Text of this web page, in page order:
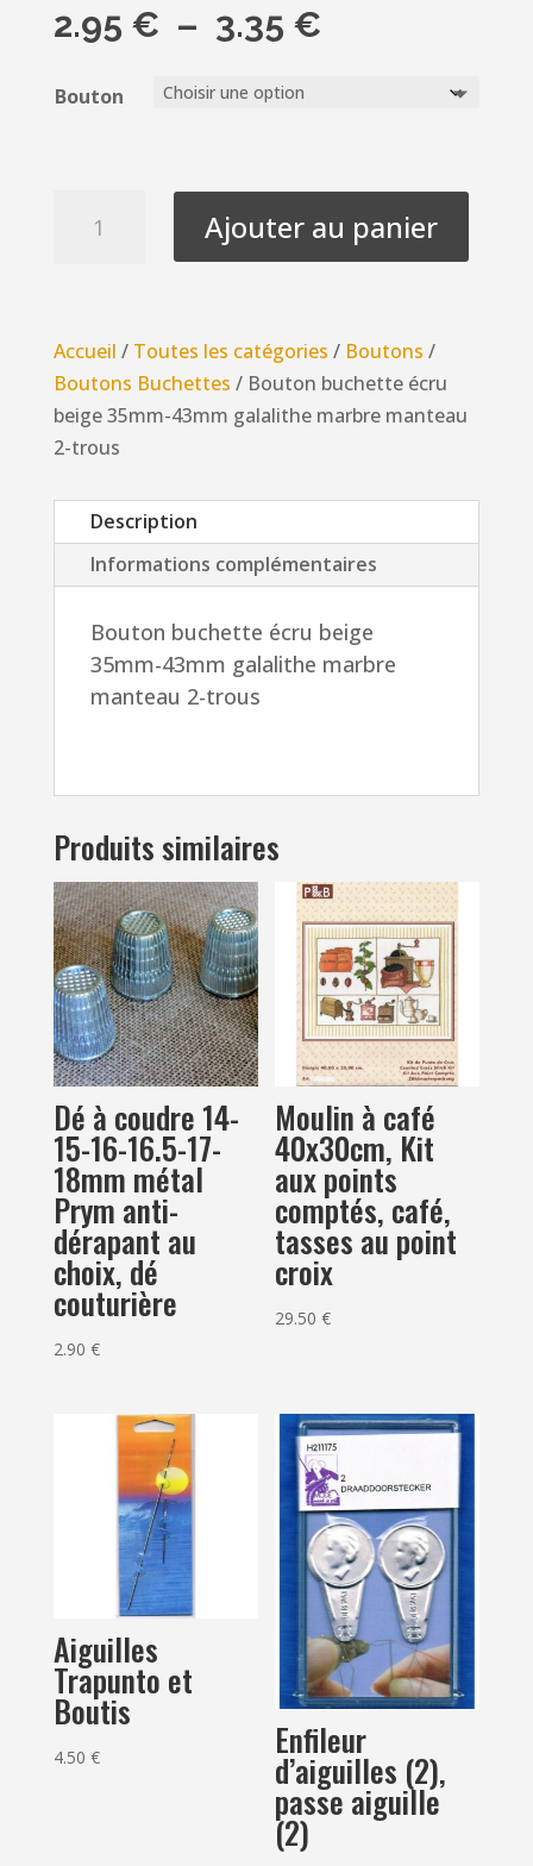
2.95 € – 3.35 €Plage
3.35 €
Bouton
beige
35mm-
43mm
galalithe
marbre
manteau
trous
Ajouter au panier
Accueil / Toutes les catégories / Boutons /
Boutons Buchettes / Bouton buchette écru
beige 35mm-43mm galalithe marbre manteau
2-trous
Description
Informations complémentaires
Bouton buchette écru beige
35mm-43mm galalithe marbre
manteau 2-trous
Produits similaires
Dé à coudre 14-
15-16-16.5-17-
18mm métal
Prym anti-
dérapant au
choix, dé
couturière
2.90 €
Moulin à café
40x30cm, Kit
aux points
comptés, café,
tasses au point
croix
29.50€
Aiguilles
Trapunto et
Boutis
4.50 € Enfileur
d’aiguilles (2),
passe aiguille
(2)